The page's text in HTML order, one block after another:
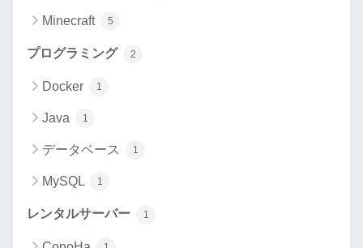
Minecraft 5
プログラミング 2
Docker 1
Java 1
データベース 1
MySQL 1
レンタルサーバー 1